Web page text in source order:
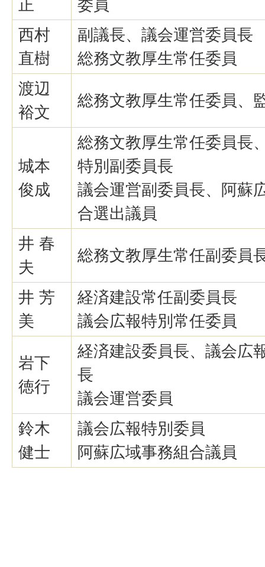
正
委員
西村
直樹
副議長、議会運営委員長
総務文教厚生常任委員
渡辺
裕文
総務文教厚生常任委員、
城本
俊成
総務文教厚生常任委員長
特別副委員長
議会運営副委員長、阿蘇
合選出議員
井 春
夫
総務文教厚生常任副委員
井 芳
美
経済建設常任副委員長
議会広報特別常任委員
岩下
徳行
経済建設委員長、議会広
長
議会運営委員
鈴木
健士
議会広報特別委員
阿蘇広域事務組合議員